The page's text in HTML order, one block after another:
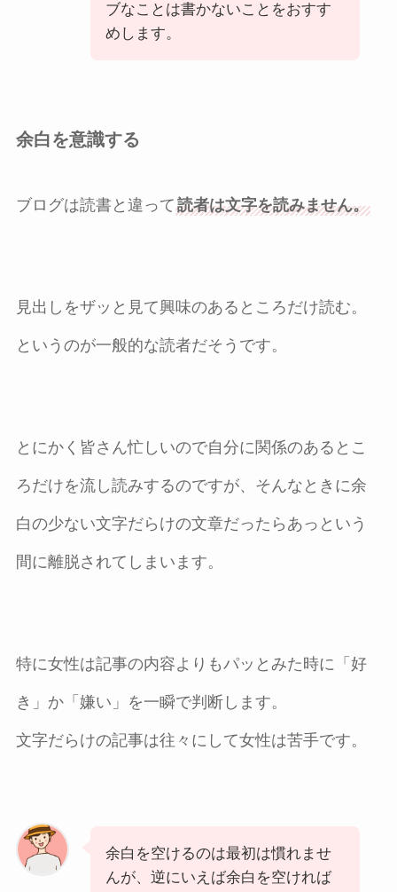
ブなことは書かないことをおすす
めします。
余白を意識する
ブログは読書と違って読者は文字を読みません。
見出しをザッと見て興味のあるところだけ読む。
というのが一般的な読者だそうです。
とにかく皆さん忙しいので自分に関係のあるとこ
ろだけを流し読みするのですが、そんなときに余
白の少ない文字だらけの文章だったらあっという
間に離脱されてしまいます。
特に女性は記事の内容よりもパッとみた時に「好
き」か「嫌い」を一瞬で判断します。
文字だらけの記事は往々にして女性は苦手です。
余白を空けるのは最初は慣れませ
んが、逆にいえば余白を空ければ